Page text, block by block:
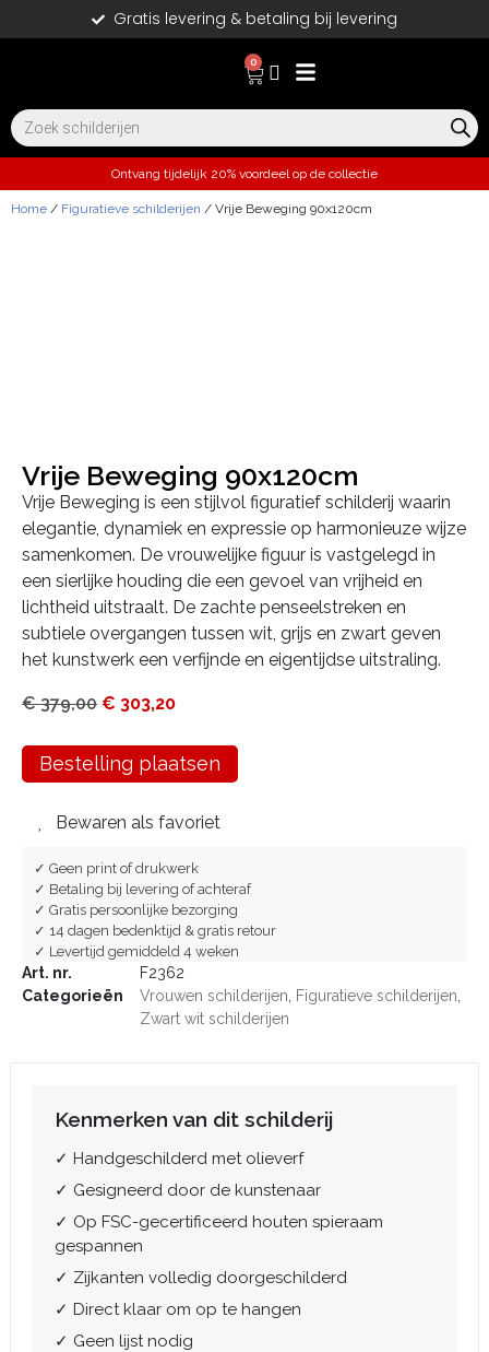
Gratis levering & betaling bij levering
0
Ontvang tijdelijk 20% voordeel op de collectie
Home / Figuratieve schilderijen / Vrije Beweging 90x120cm
Vrije Beweging 90x120cm
Vrije Beweging is een stijlvol figuratief schilderij waarin
elegantie, dynamiek en expressie op harmonieuze wijze
samenkomen. De vrouwelijke figuur is vastgelegd in
een sierlijke houding die een gevoel van vrijheid en
lichtheid uitstraalt. De zachte penseelstreken en
subtiele overgangen tussen wit, grijs en zwart geven
het kunstwerk een verfijnde en eigentijdse uitstraling.
€379,00 € 303,20
Bestelling plaatsen
Bewaren als favoriet
✓ Geen print of drukwerk
✓ Betaling bij levering of achteraf
✓ Gratis persoonlijke bezorging
✓ 14 dagen bedenktijd & gratis retour
✓ Levertijd gemiddeld 4 weken
Art. nr.
F2362
Categorieën
Vrouwen schilderijen Figuratieve schilderijen
Zwart wit schilderijen
Kenmerken van dit schilderij
✓ Handgeschilderd met olieverf
✓ Gesigneerd door de kunstenaar
✓ Op FSC-gecertificeerd houten spieraam
gespannen
✓ Zijkanten volledig doorgeschilderd
✓ Direct klaar om op te hangen
✓ Geen lijst nodig